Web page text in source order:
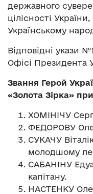
державного
цілісності
Українському
Відповідні укази
Офісі Президента
Звання Герой
«Золота Зірка»
ХОМІНІЧУ
ФЕДОРОВУ
СУКАЧУ
молодшому
САБАНІНУ
капітану.
НАСТЕНКУ